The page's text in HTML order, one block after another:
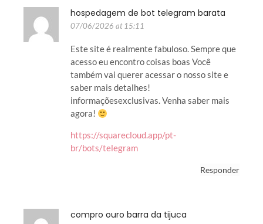
hospedagem de bot telegram barata
07/06/2026 at 15:11
Este site é realmente fabuloso. Sempre que
acesso eu encontro coisas boas Você
também vai querer acessar o nosso site e
saber mais detalhes!
informaçõesexclusivas. Venha saber mais
agora!
https://squarecloud.app/pt-
br/bots/telegram
Responder
compro ouro barra da tijuca